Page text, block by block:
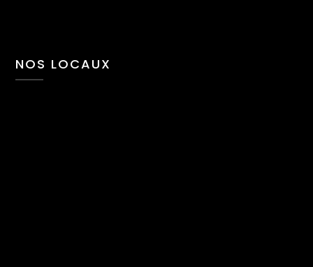
NOS LOCAUX